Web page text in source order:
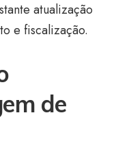
atualização
e fiscalização.
de